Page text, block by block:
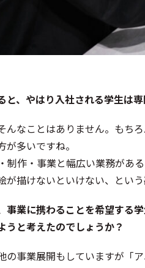
ると、やはり入社される学生は
んなことはありません。もち
多いですね。
制作・事業と幅広い業務があ
が描けないといけない、とい
、事業に携わることを希望す
うと考えたのでしょうか？
の事業展開もしていますが「